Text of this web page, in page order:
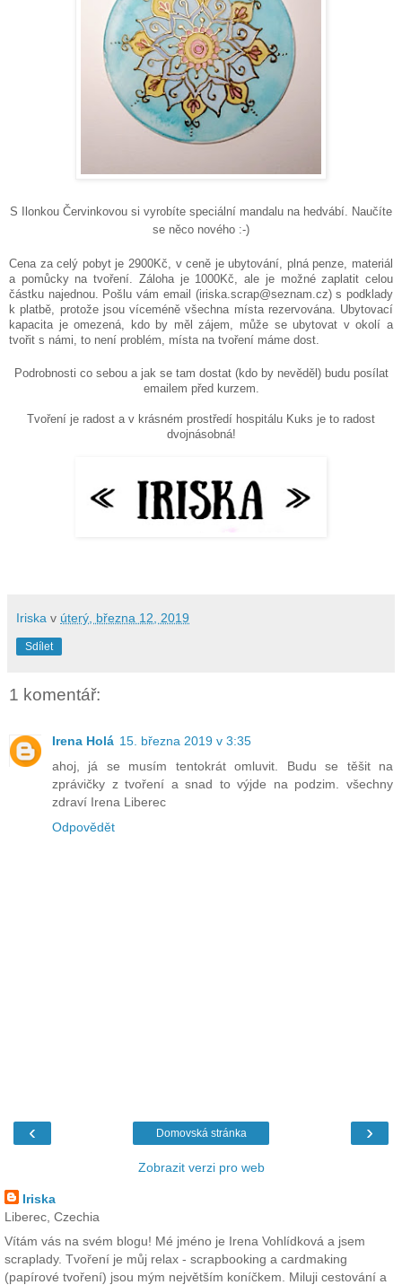
S Ilonkou Červinkovou si vyrobíte speciální mandalu na hedvábí. Naučíte
se něco nového :-)
Cena za celý pobyt je 2900Kč, v ceně je ubytování, plná penze, materiál
a pomůcky na tvoření. Záloha je 1000Kč, ale je možné zaplatit celou
částku najednou. Pošlu vám email (iriska.scrap@seznam.cz) s podklady
k platbě, protože jsou víceméně všechna místa rezervována. Ubytovací
kapacita je omezená, kdo by měl zájem, může se ubytovat v okolí a
tvořit s námi, to není problém, místa na tvoření máme dost.
Podrobnosti co sebou a jak se tam dostat (kdo by nevěděl) budu posílat
emailem před kurzem.
Tvoření je radost a v krásném prostředí hospitálu Kuks je to radost
dvojnásobná!
Iriska v úterý, března 12, 2019
Sdílet
1 komentář:
Irena Holá 15. března 2019 v 3:35
ahoj, já se musím tentokrát omluvit. Budu se těšit na
zprávičky z tvoření a snad to výjde na podzim. všechny
zdraví Irena Liberec
Odpovědět
‹ ›
Domovská stránka
Zobrazit verzi pro web
Iriska
Liberec, Czechia
Vítám vás na svém blogu! Mé jméno je Irena Vohlídková a jsem
scraplady. Tvoření je můj relax - scrapbooking a cardmaking
(papírové tvoření) jsou mým největším koníčkem. Miluji cestování a